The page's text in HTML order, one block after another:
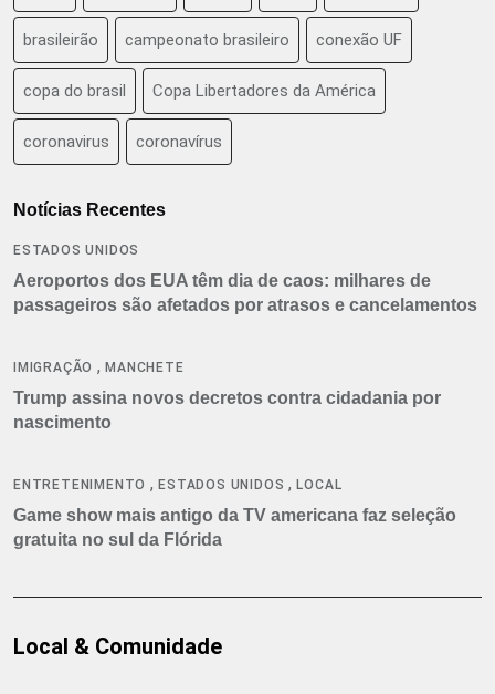
brasileirão campeonato brasileiro conexão UF
copa do brasil Copa Libertadores da América
coronavirus coronavírus
Notícias Recentes
ESTADOS UNIDOS
Aeroportos dos EUA têm dia de caos: milhares de
passageiros são afetados por atrasos e cancelamentos
IMIGRAÇÃO ,MANCHETE
Trump assina novos decretos contra cidadania por
nascimento
ENTRETENIMENTO ,ESTADOS UNIDOS ,LOCAL
Game show mais antigo da TV americana faz seleção
gratuita no sul da Flórida
Local & Comunidade